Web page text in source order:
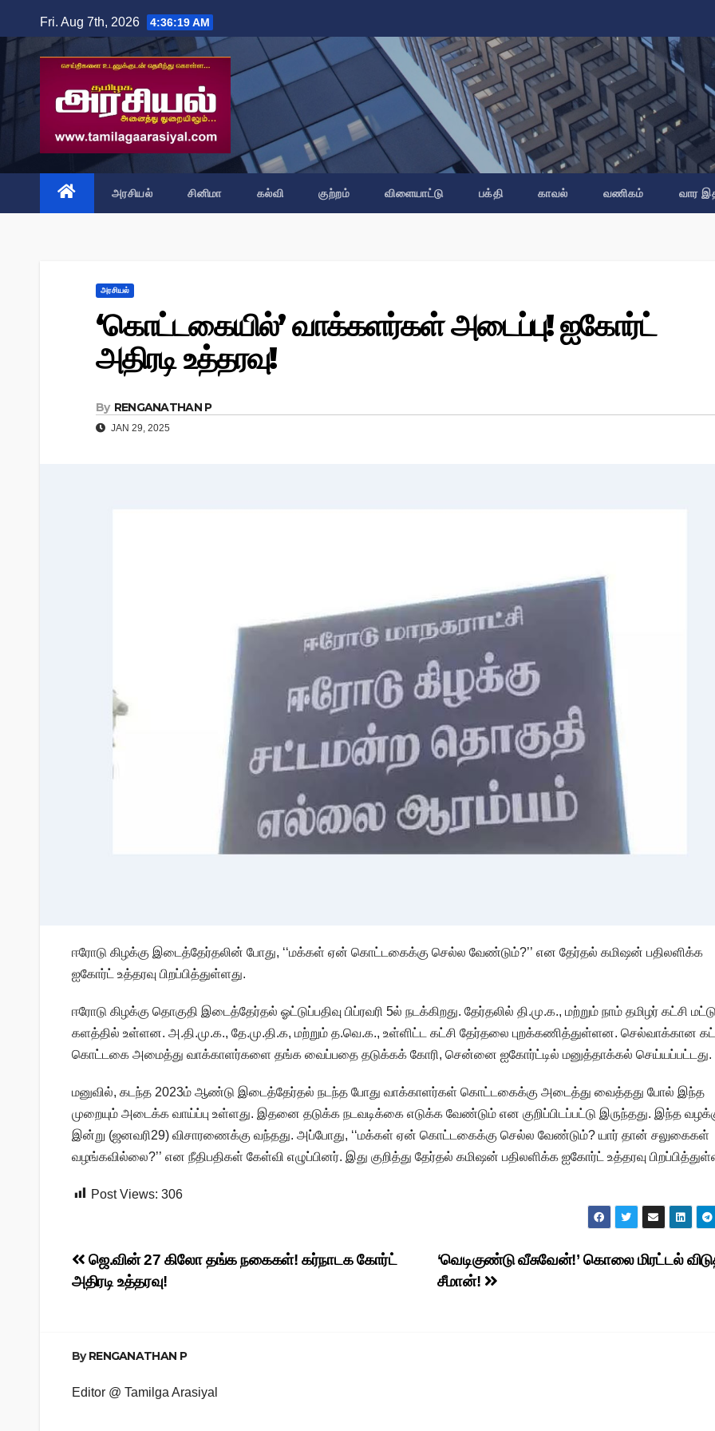
to
content
Fri. Aug 7th, 2026 4:36:20 AM
அரசியல் சினிமா கல்வி குற்றம் விளையாட்டு பக்தி காவல் வணிகம் வார
அரசியல்
‘கொட்டகையில்’ வாக்களர்கள் அடைப்பு! ஐகோர்ட்
அதிரடி உத்தரவு!
By RENGANATHAN P
JAN 29, 2025
ஈரோடு கிழக்கு இடைத்தேர்தலின் போது, ‘‘மக்கள் ஏன் கொட்டகைக்கு செல்ல வேண்டும்?’’ என தேர்தல் கமிஷன் பதிலளிக்க
ஐகோர்ட் உத்தரவு பிறப்பித்துள்ளது.
ஈரோடு கிழக்கு தொகுதி இடைத்தேர்தல் ஓட்டுப்பதிவு பிப்ரவரி 5ல் நடக்கிறது. தேர்தலில் தி.மு.க., மற்றும் நாம் தமிழர் கட்சி
களத்தில் உள்ளன. அ.தி.மு.க., தே.மு.தி.க, மற்றும் த.வெ.க., உள்ளிட்ட கட்சி தேர்தலை புறக்கணித்துள்ளன. செல்வாக்கான
கொட்டகை அமைத்து வாக்காளர்களை தங்க வைப்பதை தடுக்கக் கோரி, சென்னை ஐகோர்ட்டில் மனுத்தாக்கல் செய்யப்பட்டது.
மனுவில், கடந்த 2023ம் ஆண்டு இடைத்தேர்தல் நடந்த போது வாக்காளர்கள் கொட்டகைக்கு அடைத்து வைத்தது போல் இந்த
முறையும் அடைக்க வாய்ப்பு உள்ளது. இதனை தடுக்க நடவடிக்கை எடுக்க வேண்டும் என குறிப்பிடப்பட்டு இருந்தது. இந்த
இன்று (ஜனவரி29) விசாரணைக்கு வந்தது. அப்போது, ‘‘மக்கள் ஏன் கொட்டகைக்கு செல்ல வேண்டும்? யார் தான் சலுகைகள்
வழங்கவில்லை?’’ என நீதிபதிகள் கேள்வி எழுப்பினர். இது குறித்து தேர்தல் கமிஷன் பதிலளிக்க ஐகோர்ட் உத்தரவு
Post Views: 306
Post
navigation
‘வெடிகுண்டு வீசுவேன்!’ கொலை மிரட்டல்
சீமான்!
ஜெ.வின் 27 கிலோ தங்க நகைகள்! கர்நாடக கோர்ட்
அதிரடி உத்தரவு!
ByRENGANATHAN P
Editor @ Tamilga Arasiyal